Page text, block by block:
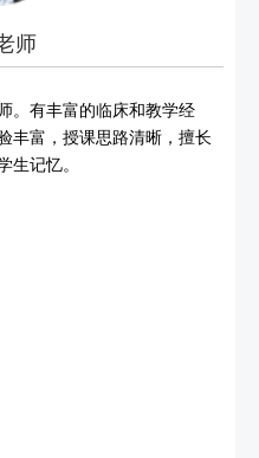
师
。有丰富的临床和教学经
丰富，授课思路清晰，擅长
生记忆。